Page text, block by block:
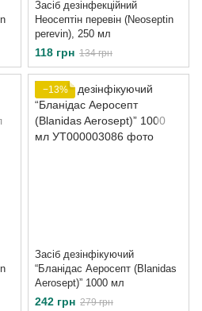
Засіб дезінфекційний
Неосептін перевін (Neoseptin
perevin), 250 мл
118 грн 134 грн
−13%
Засіб дезінфікуючий
“Бланідас Аеросепт (Blanidas
Aerosept)” 1000 мл
242 грн 279 грн